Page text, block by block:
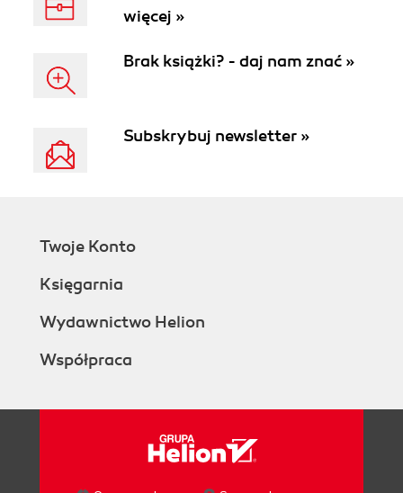
więcej »
Brak książki? - daj nam znać »
Subskrybuj newsletter »
Twoje Konto
Księgarnia
Wydawnictwo Helion
Współpraca